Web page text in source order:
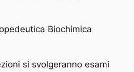
Biochimica
si svolgeranno esami